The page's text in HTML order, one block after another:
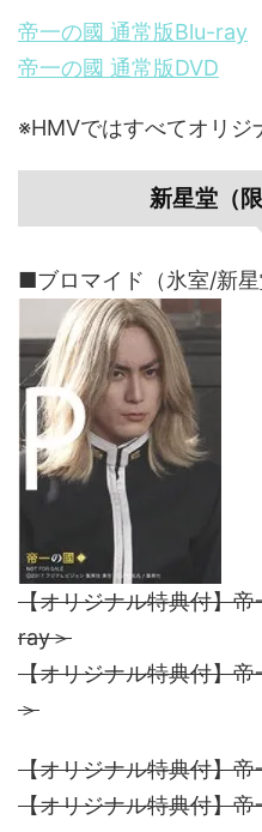
帝一の國 通常版Blu-ray
帝一の國 通常版DVD
※HMVではすべてオリジ
新星堂（
■ブロマイド（氷室/新星
【オリジナル特典付】
ray＞
【オリジナル特典付】
＞
【オリジナル特典付】
【オリジナル特典付】